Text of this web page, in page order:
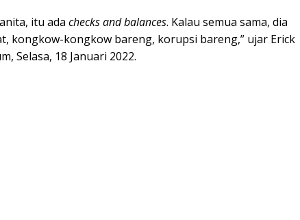
itu ada checks and balances. Kalau semua sama, dia
kongkow-kongkow bareng, korupsi bareng,” ujar Erick
Selasa, 18 Januari 2022.